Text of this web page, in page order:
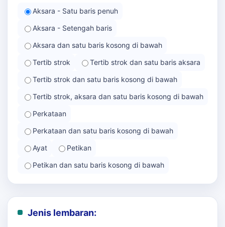
Aksara - Satu baris penuh
Aksara - Setengah baris
Aksara dan satu baris kosong di bawah
Tertib strok
Tertib strok dan satu baris aksara
Tertib strok dan satu baris kosong di bawah
Tertib strok, aksara dan satu baris kosong di bawah
Perkataan
Perkataan dan satu baris kosong di bawah
Ayat
Petikan
Petikan dan satu baris kosong di bawah
Jenis lembaran: